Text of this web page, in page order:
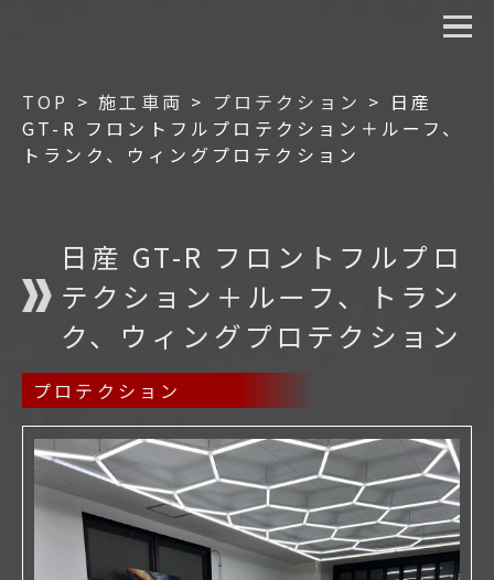
TOP >施工車両 > プロテクション > 日産
GT-R フロントフルプロテクション＋ルーフ、
トランク、ウィングプロテクション
日産 GT-R フロントフルプロ
テクション＋ルーフ、トラン
ク、ウィングプロテクション
プロテクション